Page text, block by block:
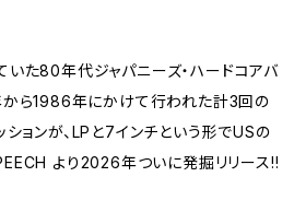
た80年代ジャパニーズ・ハードコアバ
から1986年にかけて行われた計3回の
ションが、LPと7インチという形でUSの
より2026年ついに発掘リリース!!